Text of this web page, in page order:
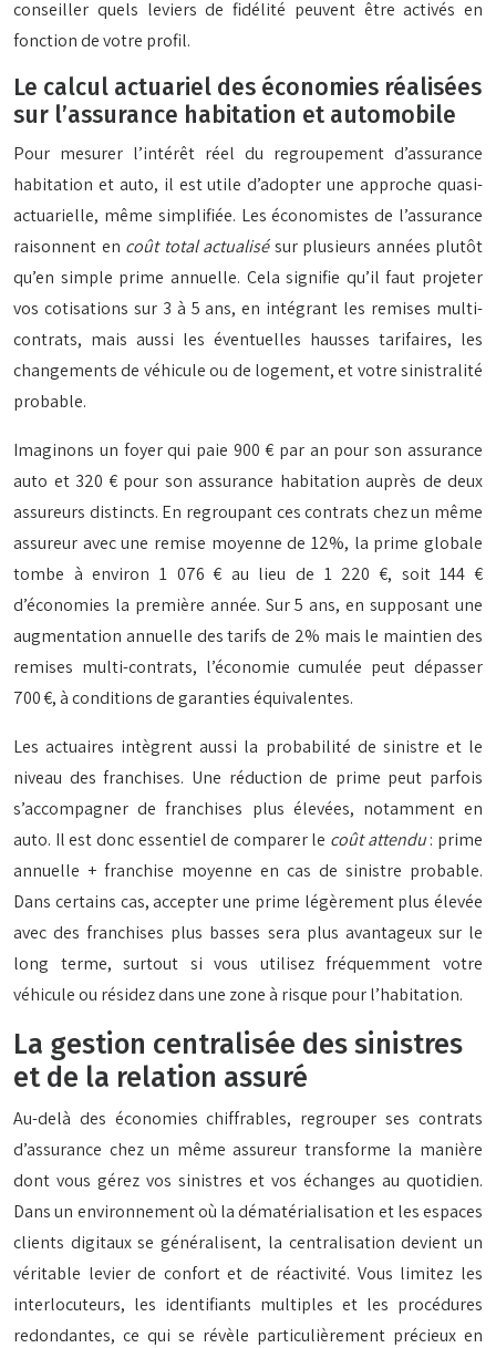
conseiller quels leviers de fidélité peuvent être activés en
fonction de votre profil.
Le calcul actuariel des économies réalisées
sur l’assurance habitation et automobile
Pour mesurer l’intérêt réel du regroupement d’assurance
habitation et auto, il est utile d’adopter une approche quasi-
actuarielle, même simplifiée. Les économistes de l’assurance
raisonnent en coût total actualisésur plusieurs années plutôt
qu’en simple prime annuelle. Cela signifie qu’il faut projeter
vos cotisations sur 3 à 5 ans, en intégrant les remises multi-
contrats, mais aussi les éventuelles hausses tarifaires, les
changements de véhicule ou de logement, et votre sinistralité
probable.
Imaginons un foyer qui paie 900 € par an pour son assurance
auto et 320 € pour son assurance habitation auprès de deux
assureurs distincts. En regroupant ces contrats chez un même
assureur avec une remise moyenne de 12%, la prime globale
tombe à environ 1 076 € au lieu de 1 220 €, soit 144 €
d’économies la première année. Sur 5 ans, en supposant une
augmentation annuelle des tarifs de 2% mais le maintien des
remises multi-contrats, l’économie cumulée peut dépasser
700 €, à conditions de garanties équivalentes.
Les actuaires intègrent aussi la probabilité de sinistre et le
niveau des franchises. Une réduction de prime peut parfois
s’accompagner de franchises plus élevées, notamment en
auto. Il est donc essentiel de comparer le coût attendu: prime
annuelle + franchise moyenne en cas de sinistre probable.
Dans certains cas, accepter une prime légèrement plus élevée
avec des franchises plus basses sera plus avantageux sur le
long terme, surtout si vous utilisez fréquemment votre
véhicule ou résidez dans une zone à risque pour l’habitation.
La gestion centralisée des sinistres
et de la relation assuré
Au-delà des économies chiffrables, regrouper ses contrats
d’assurance chez un même assureur transforme la manière
dont vous gérez vos sinistres et vos échanges au quotidien.
Dans un environnement où la dématérialisation et les espaces
clients digitaux se généralisent, la centralisation devient un
véritable levier de confort et de réactivité. Vous limitez les
interlocuteurs, les identifiants multiples et les procédures
redondantes, ce qui se révèle particulièrement précieux en